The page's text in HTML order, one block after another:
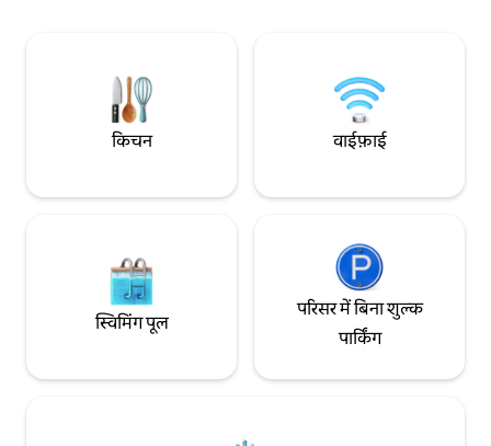
किचन वाईफ़ाई
स्विमिंग पूल
परिसर में बिना शुल्क
पार्किंग